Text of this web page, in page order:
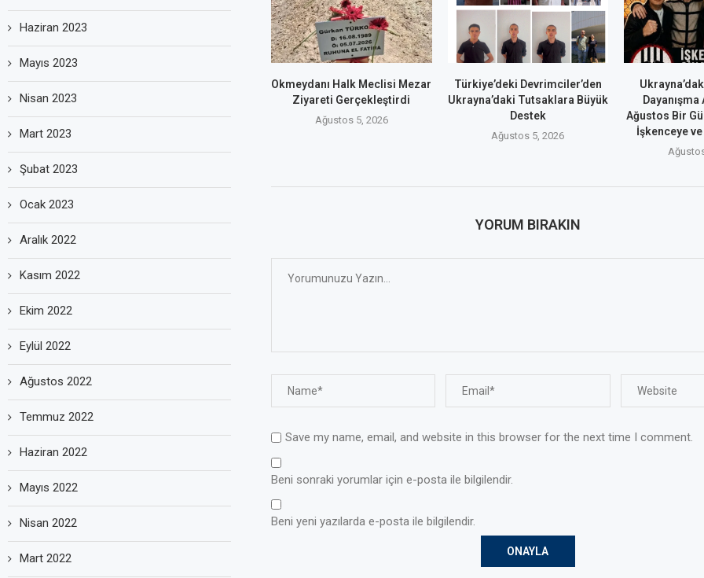
Okmeydanı Halk Meclisi Mezar
Ziyareti Gerçekleştirdi
Ağustos 5, 2026
Türkiye’deki Devrimciler’den
Ukrayna’daki Tutsaklara Büyük
Destek
Ağustos 5, 2026
Dayanışma
Ağustos Bir
İşkenceye
YORUM BIRAKIN
Save my name, email, and website in this browser for the next time I comment.
Beni sonraki yorumlar için e-posta ile bilgilendir.
Beni yeni yazılarda e-posta ile bilgilendir.
Haziran 2023
Mayıs 2023
Nisan 2023
Mart 2023
Şubat 2023
Ocak 2023
Aralık 2022
Kasım 2022
Ekim 2022
Eylül 2022
Ağustos 2022
Temmuz 2022
Haziran 2022
Mayıs 2022
Nisan 2022
Mart 2022